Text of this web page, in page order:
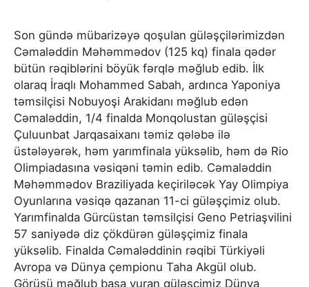
Son gündə mübarizəyə qoşulan güləşçilərimizdən
Cəmaləddin Məhəmmədov (125 kq) finala qədər
bütün rəqiblərini böyük fərqlə məğlub edib. İlk
olaraq İraqlı Mohammed Sabah, ardınca Yaponiya
təmsilçisi Nobuyoşi Arakidanı məğlub edən
Cəmaləddin, 1/4 finalda Monqolustan güləşçisi
Çuluunbat Jarqasaixanı təmiz qələbə ilə
üstələyərək, həm yarımfinala yüksəlib, həm də Rio
Olimpiadasına vəsiqəni təmin edib. Cəmaləddin
Məhəmmədov Braziliyada keçiriləcək Yay Olimpiya
Oyunlarına vəsiqə qazanan 11-ci güləşçimiz olub.
Yarımfinalda Gürcüstan təmsilçisi Geno Petriaşvilini
57 saniyədə diz çökdürən güləşçimiz finala
yüksəlib. Finalda Cəmaləddinin rəqibi Türkiyəli
Avropa və Dünya çempionu Taha Akgül olub.
Görüşü məğlub başa vuran güləşçimiz Dünya